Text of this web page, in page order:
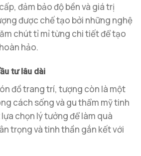
đảm bảo độ bền và giá trị
được chế tạo bởi những nghệ
chút tỉ mỉ từng chi tiết để tạo
hảo.
tư lâu dài
đồ trang trí, tượng còn là một
cách sống và gu thẩm mỹ tinh
chọn lý tưởng để làm quà
trọng và tinh thần gắn kết với